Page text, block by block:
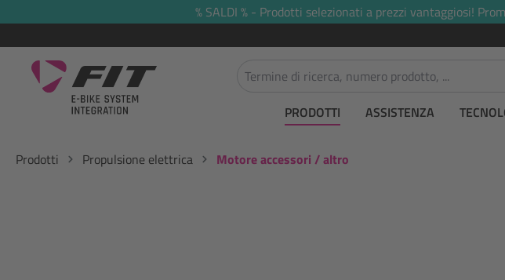
Passa alla navigazione principale% SALDI % - Prodotti selezionati a prezzi vantaggiosi!
PRODOTTI ASSISTENZA
Prodotti Propulsione elettrica Motore accessori / altro